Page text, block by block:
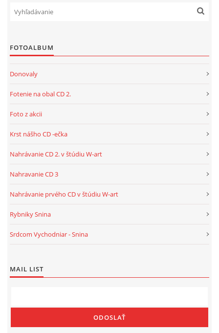
FOTOALBUM
Donovaly
Fotenie na obal CD 2.
Foto z akcii
Krst nášho CD -ečka
Nahrávanie CD 2. v štúdiu W-art
Nahravanie CD 3
Nahrávanie prvého CD v štúdiu W-art
Rybniky Snina
Srdcom Vychodniar - Snina
MAIL LIST